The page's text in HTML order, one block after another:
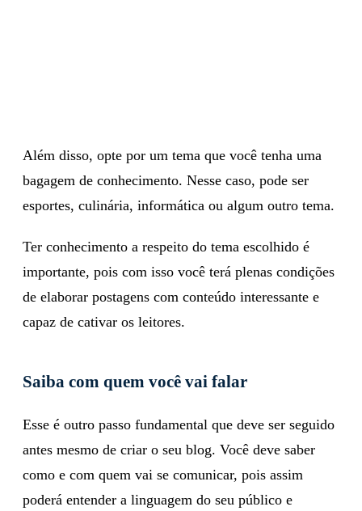
Além disso, opte por um tema que você tenha uma
bagagem de conhecimento. Nesse caso, pode ser
esportes, culinária, informática ou algum outro tema.
Ter conhecimento a respeito do tema escolhido é
importante, pois com isso você terá plenas condições
de elaborar postagens com conteúdo interessante e
Saiba com quem você vai falar
Esse é outro passo fundamental que deve ser seguido
antes mesmo de criar o seu blog. Você deve saber